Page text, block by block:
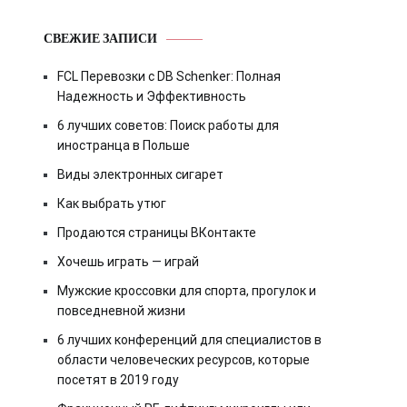
СВЕЖИЕ ЗАПИСИ
FCL Перевозки с DB Schenker: Полная
Надежность и Эффективность
6 лучших советов: Поиск работы для
иностранца в Польше
Виды электронных сигарет
Как выбрать утюг
Продаются страницы ВКонтакте
Хочешь играть — играй
Мужские кроссовки для спорта, прогулок и
повседневной жизни
6 лучших конференций для специалистов в
области человеческих ресурсов, которые
посетят в 2019 году